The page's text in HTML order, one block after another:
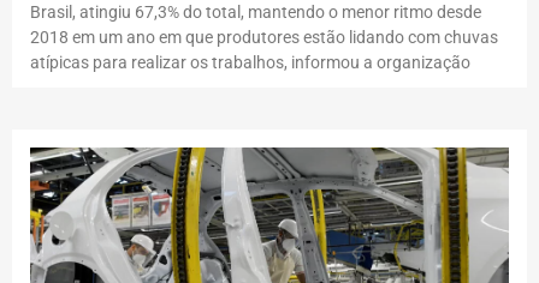
Brasil, atingiu 67,3% do total, mantendo o menor ritmo desde
2018 em um ano em que produtores estão lidando com chuvas
atípicas para realizar os trabalhos, informou a organização